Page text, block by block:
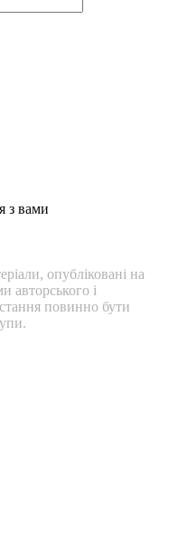
з вами
опубліковані на
авторського і
повинно бути